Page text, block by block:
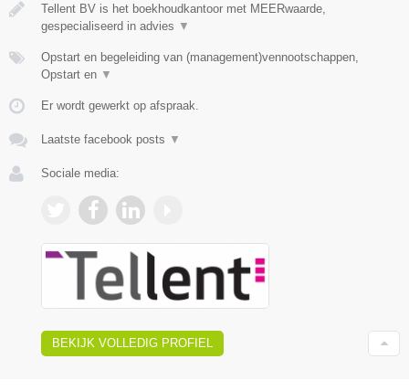
Tellent BV is het boekhoudkantoor met MEERwaarde,
gespecialiseerd in advies ▼
Opstart en begeleiding van (management)vennootschappen,
Opstart en ▼
Er wordt gewerkt op afspraak.
Laatste facebook posts ▼
Sociale media:
BEKIJK VOLLEDIG PROFIEL